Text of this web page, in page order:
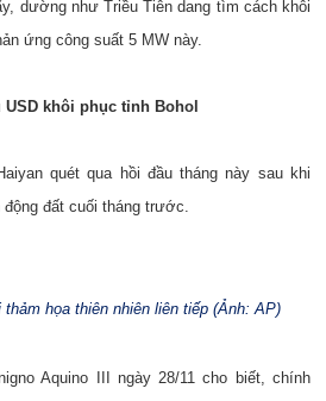
dường như Triều Tiên dang tìm cách khôi
ứng công suất 5 MW này.
khôi phục tỉnh Bohol
quét qua hồi đầu tháng này sau khi
đất cuối tháng trước.
họa thiên nhiên liên tiếp (Ảnh: AP)
Aquino III ngày 28/11 cho biết, chính